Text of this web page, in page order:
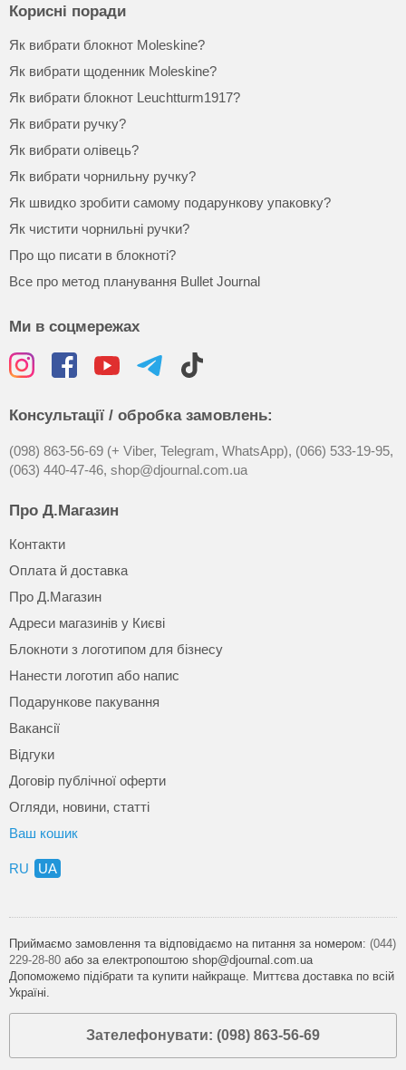
Корисні поради
Як вибрати блокнот Moleskine?
Як вибрати щоденник Moleskine?
Як вибрати блокнот Leuchtturm1917?
Як вибрати ручку?
Як вибрати олівець?
Як вибрати чорнильну ручку?
Як швидко зробити самому подарункову упаковку?
Як чистити чорнильні ручки?
Про що писати в блокноті?
Все про метод планування Bullet Journal
Ми в соцмережах
Консультації / обробка замовлень:
(098) 863-56-69 (+ Viber, Telegram, WhatsApp), (066) 533-19-95,
(063) 440-47-46, shop@djournal.com.ua
Про Д.Магазин
Контакти
Оплата й доставка
Про Д.Магазин
Адреси магазинів у Києві
Блокноти з логотипом для бізнесу
Нанести логотип або напис
Подарункове пакування
Вакансії
Відгуки
Договір публічної оферти
Огляди, новини, статті
Ваш кошик
RU UA
Приймаємо замовлення та відповідаємо на питання за номером: (044)
229-28-80 або за електропоштою shop@djournal.com.ua
Допоможемо підібрати та купити найкраще. Миттєва доставка по всій
Україні.
Зателефонувати: (098) 863-56-69